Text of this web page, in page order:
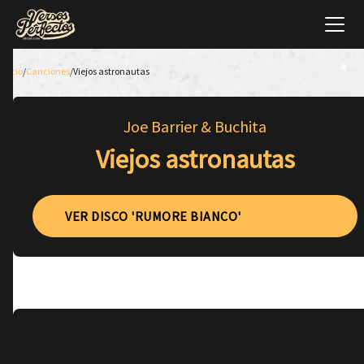
Inicio/Canciones/Viejos astronautas
Joe Barrier & Buchita
Viejos astronautas
VER DISCO 'RUMORE BIANCO'